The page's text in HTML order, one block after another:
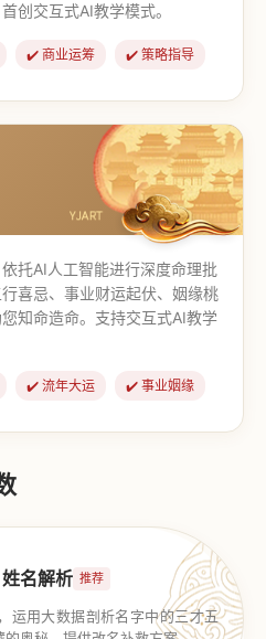
创交互式AI教学模式。
✔️ 商业运筹 ✔️ 策略指导
【传统奇门】
托AI人工智能进行深度命理批
喜忌、事业财运起伏、姻缘桃
知命造命。支持交互式AI教学
✔️ 流年大运 ✔️ 事业姻缘
名解析 推荐
运用大数据剖析名字中的三才五